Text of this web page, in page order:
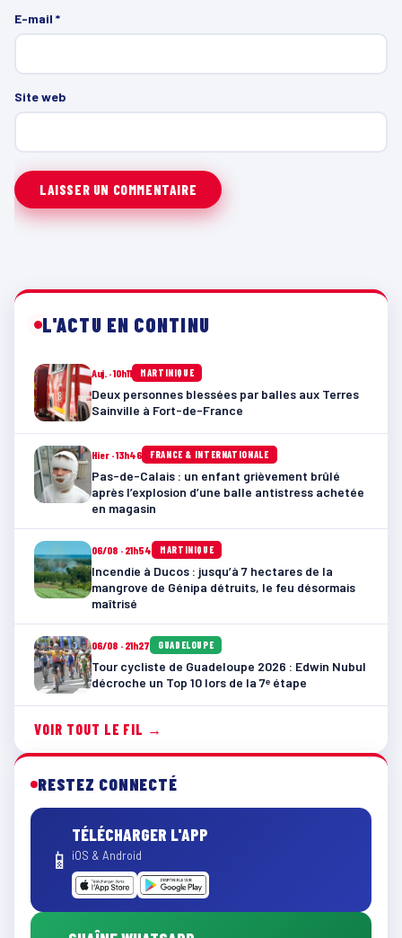
E-mail *
Site web
L'ACTU EN CONTINU
Auj. · 10h11 MARTINIQUE
Deux personnes blessées par balles aux Terres
Sainville à Fort-de-France
Hier · 13h46 FRANCE & INTERNATIONALE
Pas-de-Calais : un enfant grièvement brûlé
après l’explosion d’une balle antistress achetée
en magasin
06/08 · 21h54 MARTINIQUE
Incendie à Ducos : jusqu’à 7 hectares de la
mangrove de Génipa détruits, le feu désormais
maîtrisé
06/08 · 21h27 GUADELOUPE
Tour cycliste de Guadeloupe 2026 : Edwin Nubul
décroche un Top 10 lors de la 7ᵉ étape
VOIR TOUT LE FIL →
RESTEZ CONNECTÉ
📱
TÉLÉCHARGER L'APP
iOS & Android